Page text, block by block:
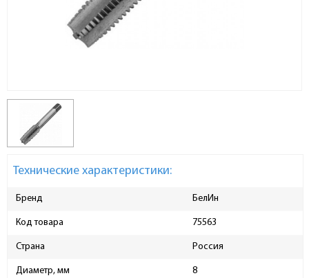
Технические характеристики:
Бренд БелИн
Код товара 75563
Страна Россия
Диаметр, мм 8